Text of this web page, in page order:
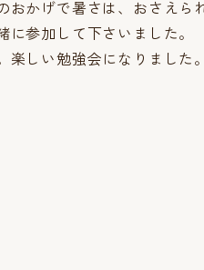
かげで暑さは、おさえら
参加して下さいました。
しい勉強会になりました。